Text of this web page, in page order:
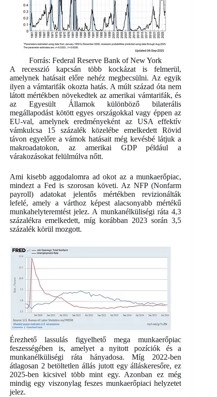
Forrás: Federal Reserve Bank of New York
A recesszió kapcsán több kockázat is felmerül,
amelynek hatásait előre nehéz megbecsülni. Az egyik
ilyen a vámtarifák okozta hatás. A múlt század óta nem
látott mértékben növekedtek az amerikai vámtarifák, és
az Egyesült Államok különböző bilaterális
megállapodást kötött egyes országokkal vagy éppen az
EU-val, amelynek eredményeként az USA effektív
vámkulcsa 15 százalék közelébe emelkedett Rövid
távon egyelőre a vámok hatásait még kevésbé látjuk a
makroadatokon, az amerikai GDP például a
várakozásokat felülmúlva nőtt.
Ami kisebb aggodalomra ad okot az a munkaerőpiac,
mindezt a Fed is szorosan követi. Az NFP (Nonfarm
payroll) adatokat jelentős mértékben revizionálták
lefelé, amely a várthoz képest alacsonyabb mértékű
munkahelyteremtést jelez. A munkanélküliségi ráta 4,3
százalékra emelkedett, míg korábban 2023 során 3,5
százalék körül mozgott.
Érezhető lassulás figyelhető mega munkaerőpiac
feszességében is, amelyet a nyitott pozíciók és a
munkanélküliségi ráta hányadosa. Míg 2022-ben
átlagosan 2 betöltetlen állás jutott egy álláskeresőre, ez
2025-ben kicsivel több mint egy. Azonban ez még
mindig egy viszonylag feszes munkaerőpiaci helyzetet
jelez.